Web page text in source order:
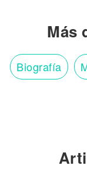
Más
Biografía